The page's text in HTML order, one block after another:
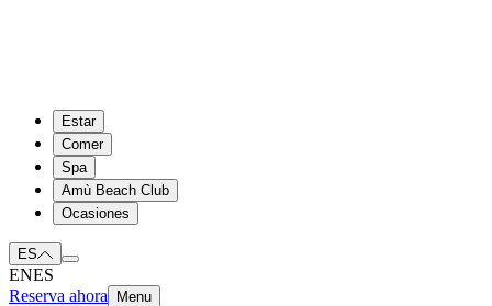
Estar
Comer
Spa
Amù Beach Club
Ocasiones
ES
ENES
Reserva ahora
Menu